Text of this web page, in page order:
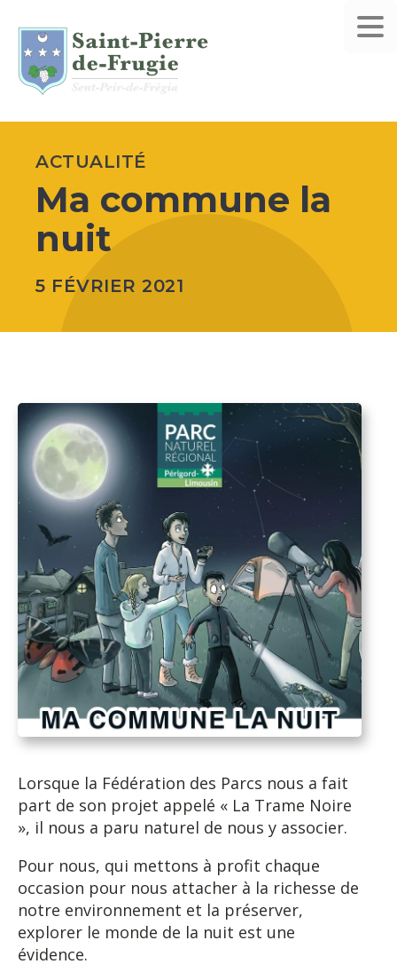
ACTUALITÉ
Ma commune la
nuit
5 FÉVRIER 2021
Lorsque la Fédération des Parcs nous a fait
part de son projet appelé « La Trame Noire
», il nous a paru naturel de nous y associer.
Pour nous, qui mettons à profit chaque
occasion pour nous attacher à la richesse de
notre environnement et la préserver,
explorer le monde de la nuit est une
évidence.